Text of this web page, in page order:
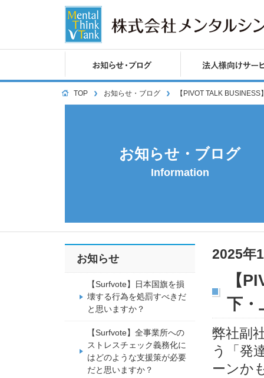
TOP お知らせ・ブログ 【PIVOT TALK
お知らせ・ブログ
Information
2025年
【
下・
弊社副
う「発
ーンか
お知らせ
【Surfvote】日本国旗を損
壊する行為を処罰すべきだ
と思いますか？
【Surfvote】全事業所への
ストレスチェック義務化に
はどのような支援策が必要
だと思いますか？